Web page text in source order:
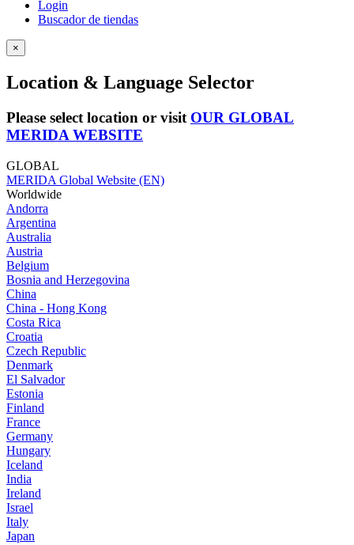
Login
Buscador de tiendas
×
Location & Language Selector
Please select location or visit OUR GLOBAL
MERIDA WEBSITE
GLOBAL
MERIDA Global Website (EN)
Worldwide
Andorra
Argentina
Australia
Austria
Belgium
Bosnia and Herzegovina
China
China - Hong Kong
Costa Rica
Croatia
Czech Republic
Denmark
El Salvador
Estonia
Finland
France
Germany
Hungary
Iceland
India
Ireland
Israel
Italy
Japan